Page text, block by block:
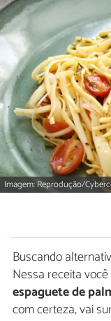
Imagem: Reprodução/
Buscando
Nessa receita
espaguete de
com certeza, vai